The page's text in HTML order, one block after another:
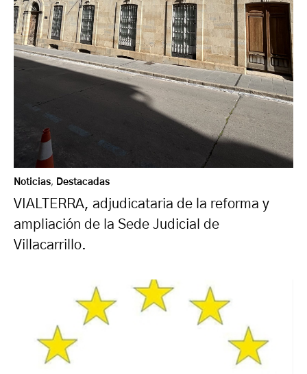
Noticias, Destacadas
VIALTERRA, adjudicataria de la reforma y
ampliación de la Sede Judicial de
Villacarrillo.